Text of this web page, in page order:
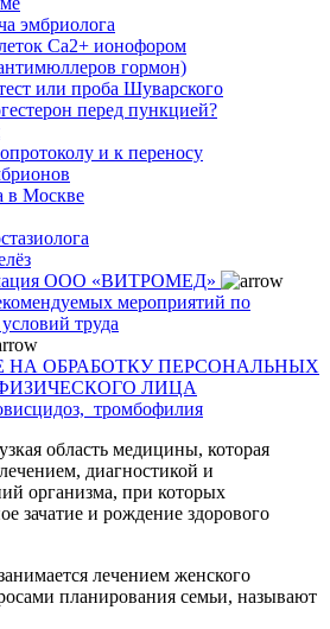
эмбриолога
Са2+ ионофором
гормон)
или проба Шуварского
перед пункцией?
и к переносу
в Москве
ООО «ВИТРОМЕД»
мероприятий по
труда
НА ОБРАБОТКУ ПЕРСОНАЛЬНЫХ
ЛИЦА
тромбофилия
область медицины, которая
диагностикой и
организма, при которых
зачатие и рождение здорового
лечением женского
планирования семьи, называют